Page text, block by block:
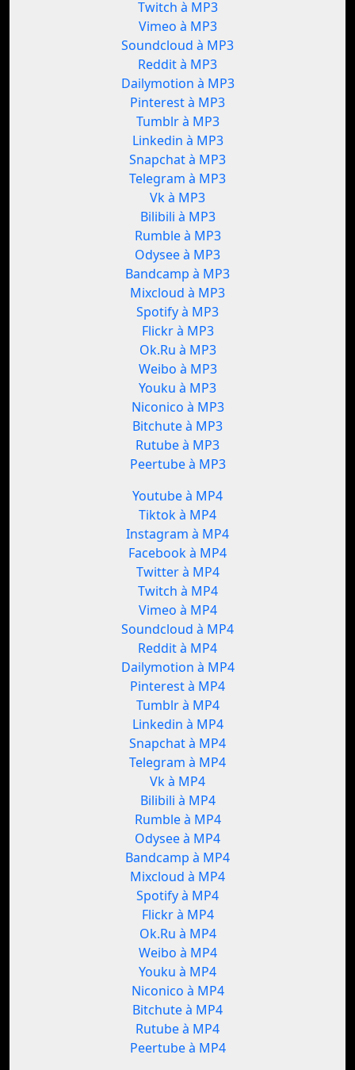
Twitch à MP3
Vimeo à MP3
Soundcloud à MP3
Reddit à MP3
Dailymotion à MP3
Pinterest à MP3
Tumblr à MP3
Linkedin à MP3
Snapchat à MP3
Telegram à MP3
Vk à MP3
Bilibili à MP3
Rumble à MP3
Odysee à MP3
Bandcamp à MP3
Mixcloud à MP3
Spotify à MP3
Flickr à MP3
Ok.Ru à MP3
Weibo à MP3
Youku à MP3
Niconico à MP3
Bitchute à MP3
Rutube à MP3
Peertube à MP3
Youtube à MP4
Tiktok à MP4
Instagram à MP4
Facebook à MP4
Twitter à MP4
Twitch à MP4
Vimeo à MP4
Soundcloud à MP4
Reddit à MP4
Dailymotion à MP4
Pinterest à MP4
Tumblr à MP4
Linkedin à MP4
Snapchat à MP4
Telegram à MP4
Vk à MP4
Bilibili à MP4
Rumble à MP4
Odysee à MP4
Bandcamp à MP4
Mixcloud à MP4
Spotify à MP4
Flickr à MP4
Ok.Ru à MP4
Weibo à MP4
Youku à MP4
Niconico à MP4
Bitchute à MP4
Rutube à MP4
Peertube à MP4